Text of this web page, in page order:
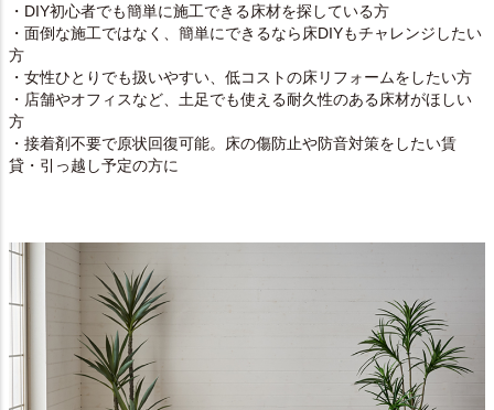
・DIY初心者でも簡単に施工できる床材を探している方
・面倒な施工ではなく、簡単にできるなら床DIYもチャレンジしたい
方
・女性ひとりでも扱いやすい、低コストの床リフォームをしたい方
・店舗やオフィスなど、土足でも使える耐久性のある床材がほしい
方
・接着剤不要で原状回復可能。床の傷防止や防音対策をしたい賃
貸・引っ越し予定の方に